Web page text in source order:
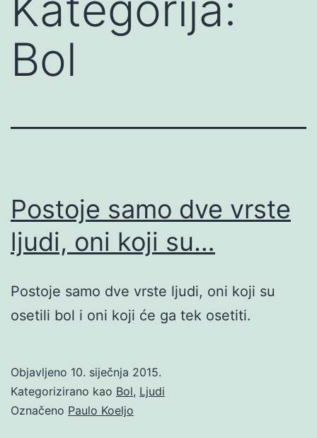
Bol
Postoje samo dve vrste
ljudi, oni koji su…
Postoje samo dve vrste ljudi, oni koji su
osetili bol i oni koji će ga tek osetiti.
Objavljeno 10. siječnja 2015.
Kategorizirano kao Bol, Ljudi
Označeno Paulo Koeljo